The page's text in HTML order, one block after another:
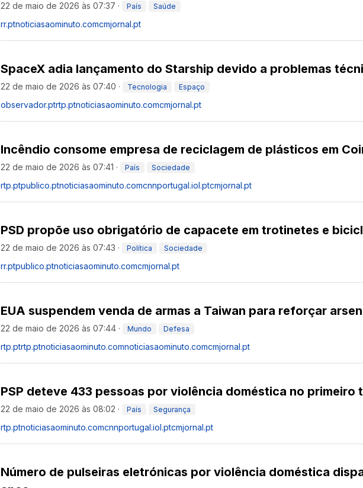
22 de maio de 2026 às 07:37 · País Saúde
rr.ptnoticiasaominuto.comcmjornal.pt
SpaceX adia lançamento do Starship devido a problemas
22 de maio de 2026 às 07:40 · Tecnologia Espaço
observador.ptrtp.ptnoticiasaominuto.comcmjornal.pt
Incêndio consome empresa de reciclagem de plásticos em
22 de maio de 2026 às 07:41 · País Sociedade
rtp.ptpublico.ptnoticiasaominuto.comcnnportugal.iol.ptcmjornal.pt
PSD propõe uso obrigatório de capacete em trotinetes e
22 de maio de 2026 às 07:43 · Política Sociedade
rr.ptpublico.ptnoticiasaominuto.comcmjornal.pt
EUA suspendem venda de armas a Taiwan para reforçar
22 de maio de 2026 às 07:44 · Mundo Defesa
rtp.ptrtp.ptnoticiasaominuto.comnoticiasaominuto.comcmjornal.pt
PSP deteve 433 pessoas por violência doméstica no primeiro
22 de maio de 2026 às 08:02 · País Segurança
rtp.ptnoticiasaominuto.comcnnportugal.iol.ptcmjornal.pt
Número de pulseiras eletrónicas por violência doméstica